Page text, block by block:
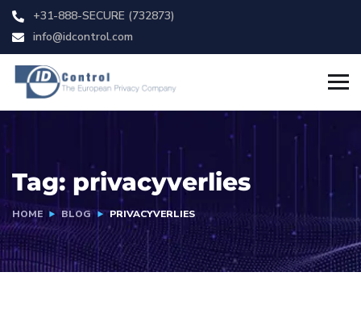
+31-888-SECURE (732873)
info@idcontrol.com
Tag: privacyverlies
HOME BLOG PRIVACYVERLIES